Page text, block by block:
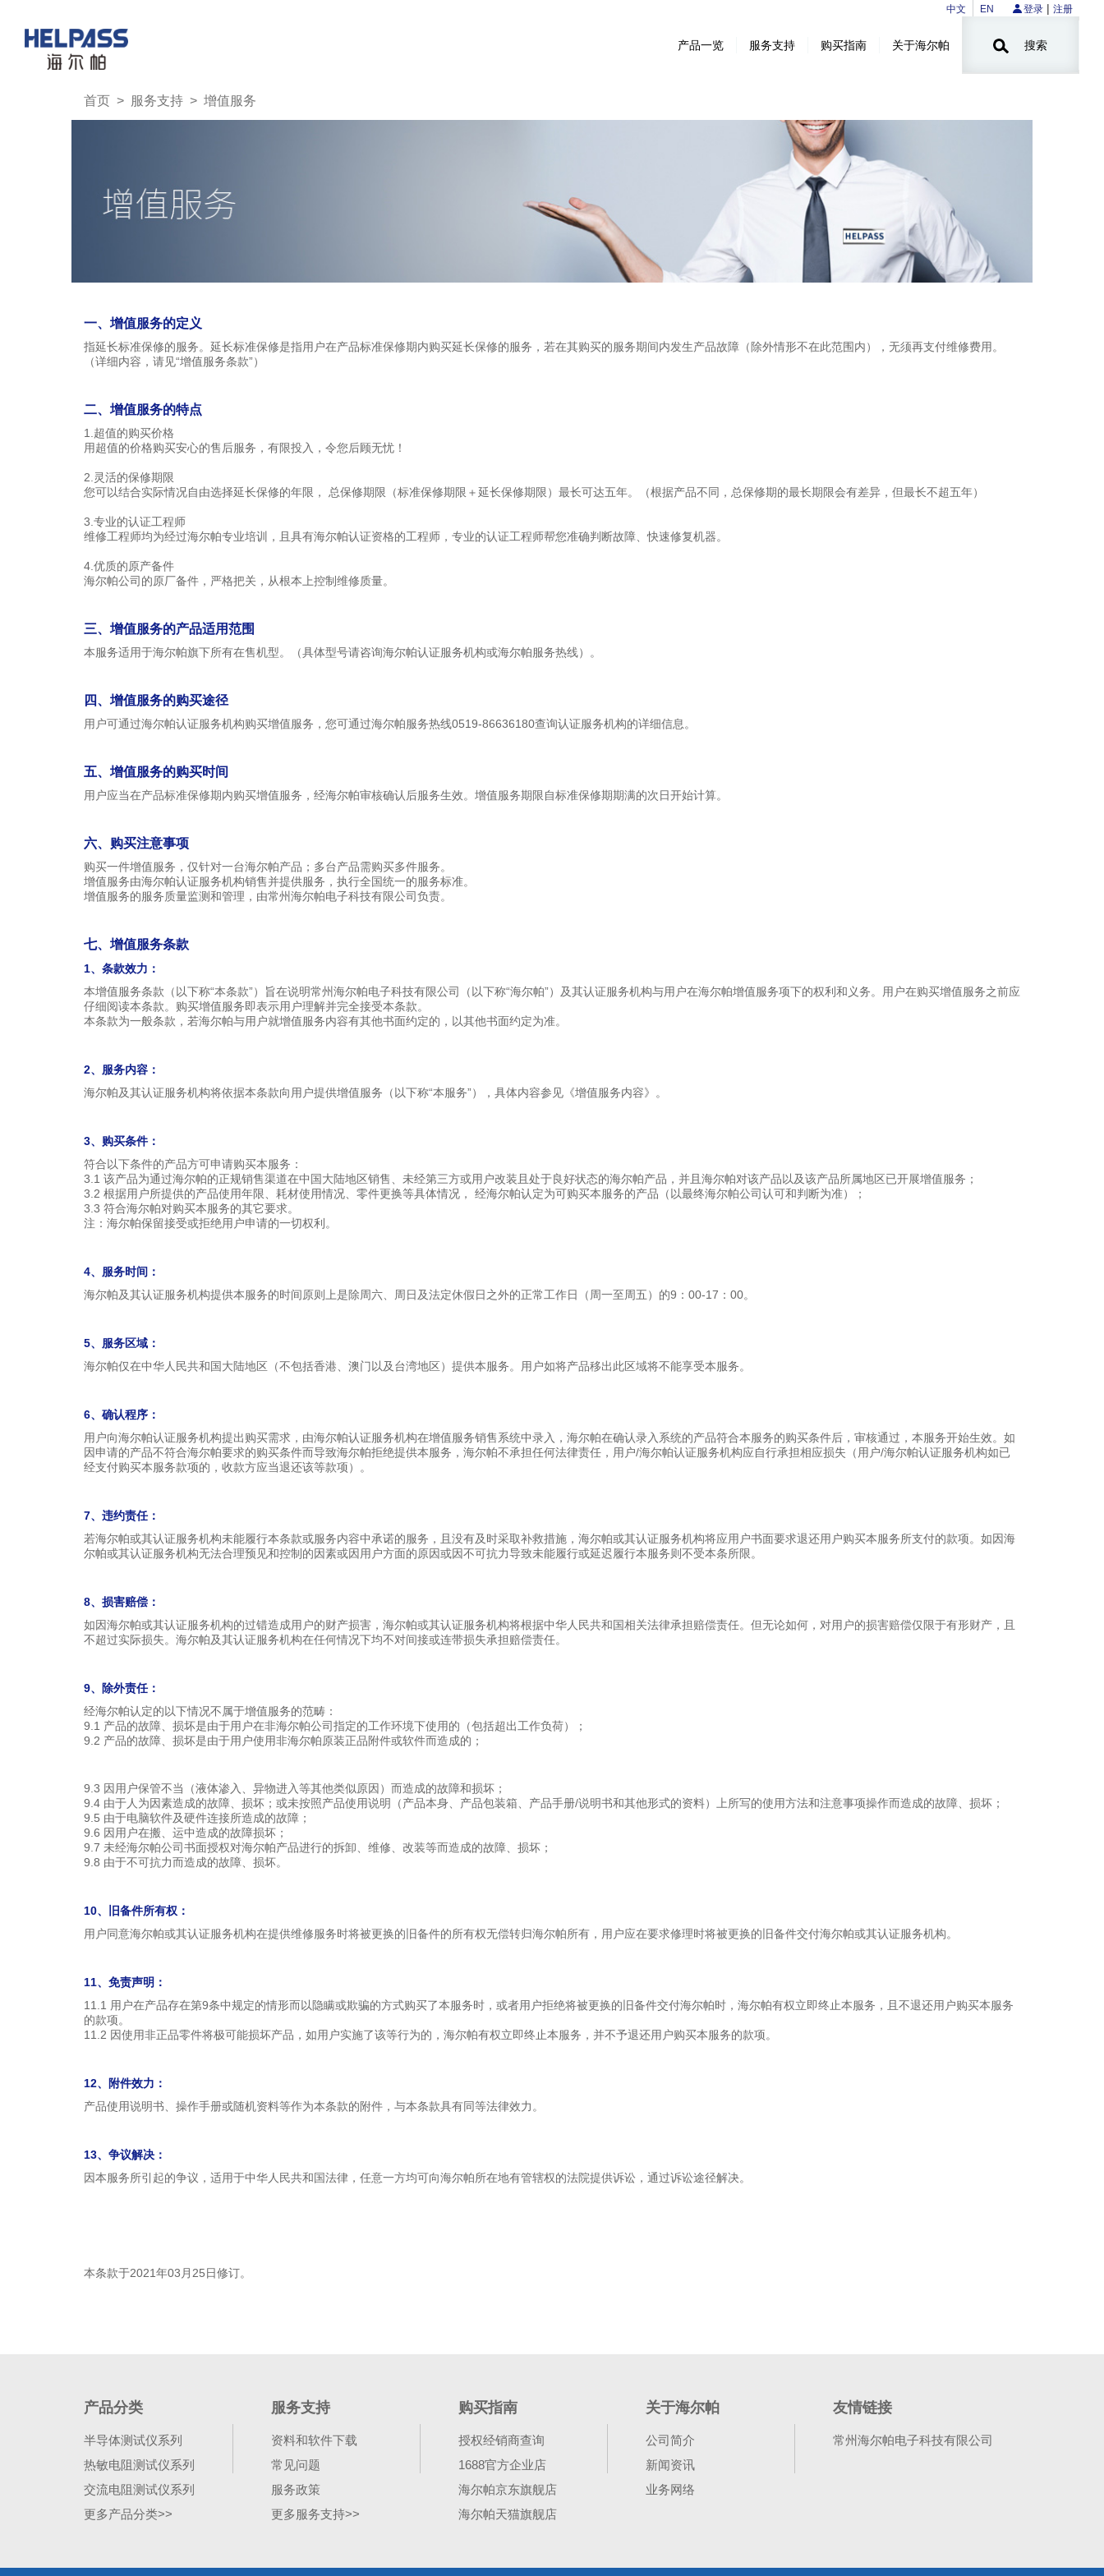
中文 EN 登录 | 注册
产品一览 服务支持 购买指南 关于海尔帕 搜索
首页 > 服务支持 > 增值服务
一、增值服务的定义
指延长标准保修的服务。延长标准保修是指用户在产品标准保修期内购买延长保修的服务，若在其购买的服务期间内发生产品故障（除外情形不在此范围内），无须再支付维修费用。
（详细内容，请见“增值服务条款”）
二、增值服务的特点
1.超值的购买价格
用超值的价格购买安心的售后服务，有限投入，令您后顾无忧！
2.灵活的保修期限
您可以结合实际情况自由选择延长保修的年限，
总保修期限（标准保修期限＋延长保修期限）最长可达五年。（根据产品不同，总保修期的最长期限会有差异，但最长不超五年）
3.专业的认证工程师
维修工程师均为经过海尔帕专业培训，且具有海尔帕认证资格的工程师，专业的认证工程师帮您准确判断故障、快速修复机器。
4.优质的原产备件
海尔帕公司的原厂备件，严格把关，从根本上控制维修质量。
三、增值服务的产品适用范围
本服务适用于海尔帕旗下所有在售机型。（具体型号请咨询海尔帕认证服务机构或海尔帕服务热线）。
四、增值服务的购买途径
用户可通过海尔帕认证服务机构购买增值服务，您可通过海尔帕服务热线0519-86636180查询认证服务机构的详细信息。
五、增值服务的购买时间
用户应当在产品标准保修期内购买增值服务，经海尔帕审核确认后服务生效。增值服务期限自标准保修期期满的次日开始计算。
六、购买注意事项
购买一件增值服务，仅针对一台海尔帕产品；多台产品需购买多件服务。
增值服务由海尔帕认证服务机构销售并提供服务，执行全国统一的服务标准。
增值服务的服务质量监测和管理，由常州海尔帕电子科技有限公司负责。
七、增值服务条款
1、条款效力：
本增值服务条款（以下称“本条款”）旨在说明常州海尔帕电子科技有限公司（以下称“海尔帕”）及其认证服务机构与用户在海尔帕增值服务项下的权利和义务。用户在购买增值服务之前应
仔细阅读本条款。购买增值服务即表示用户理解并完全接受本条款。
本条款为一般条款，若海尔帕与用户就增值服务内容有其他书面约定的，以其他书面约定为准。
2、服务内容：
海尔帕及其认证服务机构将依据本条款向用户提供增值服务（以下称“本服务”），具体内容参见《增值服务内容》。
3、购买条件：
符合以下条件的产品方可申请购买本服务：
3.1 该产品为通过海尔帕的正规销售渠道在中国大陆地区销售、未经第三方或用户改装且处于良好状态的海尔帕产品，并且海尔帕对该产品以及该产品所属地区已开展增值服务；
3.2 根据用户所提供的产品使用年限、耗材使用情况、零件更换等具体情况， 经海尔帕认定为可购买本服务的产品（以最终海尔帕公司认可和判断为准）；
3.3 符合海尔帕对购买本服务的其它要求。
注：海尔帕保留接受或拒绝用户申请的一切权利。
4、服务时间：
海尔帕及其认证服务机构提供本服务的时间原则上是除周六、周日及法定休假日之外的正常工作日（周一至周五）的9：00-17：00。
5、服务区域：
海尔帕仅在中华人民共和国大陆地区（不包括香港、澳门以及台湾地区）提供本服务。用户如将产品移出此区域将不能享受本服务。
6、确认程序：
用户向海尔帕认证服务机构提出购买需求，由海尔帕认证服务机构在增值服务销售系统中录入，海尔帕在确认录入系统的产品符合本服务的购买条件后，审核通过，本服务开始生效。如
因申请的产品不符合海尔帕要求的购买条件而导致海尔帕拒绝提供本服务，海尔帕不承担任何法律责任，用户/海尔帕认证服务机构应自行承担相应损失（用户/海尔帕认证服务机构如已
经支付购买本服务款项的，收款方应当退还该等款项）。
7、违约责任：
若海尔帕或其认证服务机构未能履行本条款或服务内容中承诺的服务，且没有及时采取补救措施，海尔帕或其认证服务机构将应用户书面要求退还用户购买本服务所支付的款项。如因海
尔帕或其认证服务机构无法合理预见和控制的因素或因用户方面的原因或因不可抗力导致未能履行或延迟履行本服务则不受本条所限。
8、损害赔偿：
如因海尔帕或其认证服务机构的过错造成用户的财产损害，海尔帕或其认证服务机构将根据中华人民共和国相关法律承担赔偿责任。但无论如何，对用户的损害赔偿仅限于有形财产，且
不超过实际损失。海尔帕及其认证服务机构在任何情况下均不对间接或连带损失承担赔偿责任。
9、除外责任：
经海尔帕认定的以下情况不属于增值服务的范畴：
9.1 产品的故障、损坏是由于用户在非海尔帕公司指定的工作环境下使用的（包括超出工作负荷）；
9.2 产品的故障、损坏是由于用户使用非海尔帕原装正品附件或软件而造成的；
9.3 因用户保管不当（液体渗入、异物进入等其他类似原因）而造成的故障和损坏；
9.4 由于人为因素造成的故障、损坏；或未按照产品使用说明（产品本身、产品包装箱、产品手册/说明书和其他形式的资料）上所写的使用方法和注意事项操作而造成的故障、损坏；
9.5 由于电脑软件及硬件连接所造成的故障；
9.6 因用户在搬、运中造成的故障损坏；
9.7 未经海尔帕公司书面授权对海尔帕产品进行的拆卸、维修、改装等而造成的故障、损坏；
9.8 由于不可抗力而造成的故障、损坏。
10、旧备件所有权：
用户同意海尔帕或其认证服务机构在提供维修服务时将被更换的旧备件的所有权无偿转归海尔帕所有，用户应在要求修理时将被更换的旧备件交付海尔帕或其认证服务机构。
11、免责声明：
11.1 用户在产品存在第9条中规定的情形而以隐瞒或欺骗的方式购买了本服务时，或者用户拒绝将被更换的旧备件交付海尔帕时，海尔帕有权立即终止本服务，且不退还用户购买本服务
的款项。
11.2 因使用非正品零件将极可能损坏产品，如用户实施了该等行为的，海尔帕有权立即终止本服务，并不予退还用户购买本服务的款项。
12、附件效力：
产品使用说明书、操作手册或随机资料等作为本条款的附件，与本条款具有同等法律效力。
13、争议解决：
因本服务所引起的争议，适用于中华人民共和国法律，任意一方均可向海尔帕所在地有管辖权的法院提供诉讼，通过诉讼途径解决。
本条款于2021年03月25日修订。
产品分类
半导体测试仪系列
热敏电阻测试仪系列
交流电阻测试仪系列
更多产品分类>>
服务支持
资料和软件下载
常见问题
服务政策
更多服务支持>>
购买指南
授权经销商查询
1688官方企业店
海尔帕京东旗舰店
海尔帕天猫旗舰店
关于海尔帕
公司简介
新闻资讯
业务网络
友情链接
常州海尔帕电子科技有限公司